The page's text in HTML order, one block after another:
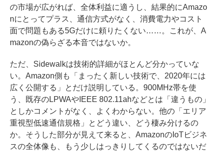
の市場が広がれば、全体利益に適うし、結果的にAmazo
nにとってプラス、通信方式がなく、消費電力やコスト
面で問題もある5Gだけに頼りたくない……。これが、A
mazonの偽らざる本音ではないか。
ただ、Sidewalkは技術的詳細がほとんど分かっていな
い。Amazon側も「まったく新しい技術で、2020年には
広く公開する」とだけ説明している。900MHz帯を使
う、既存のLPWAやIEEE 802.11ahなどとは「違うもの」
としかコメントがなく、よくわからない。他の「エリア
重視型低速通信規格」とどう違い、どう棲み分けるの
か。そうした部分が見えて来ると、AmazonのIoTビジネ
スの全体像も、もう少しはっきりしてくるのではないだ